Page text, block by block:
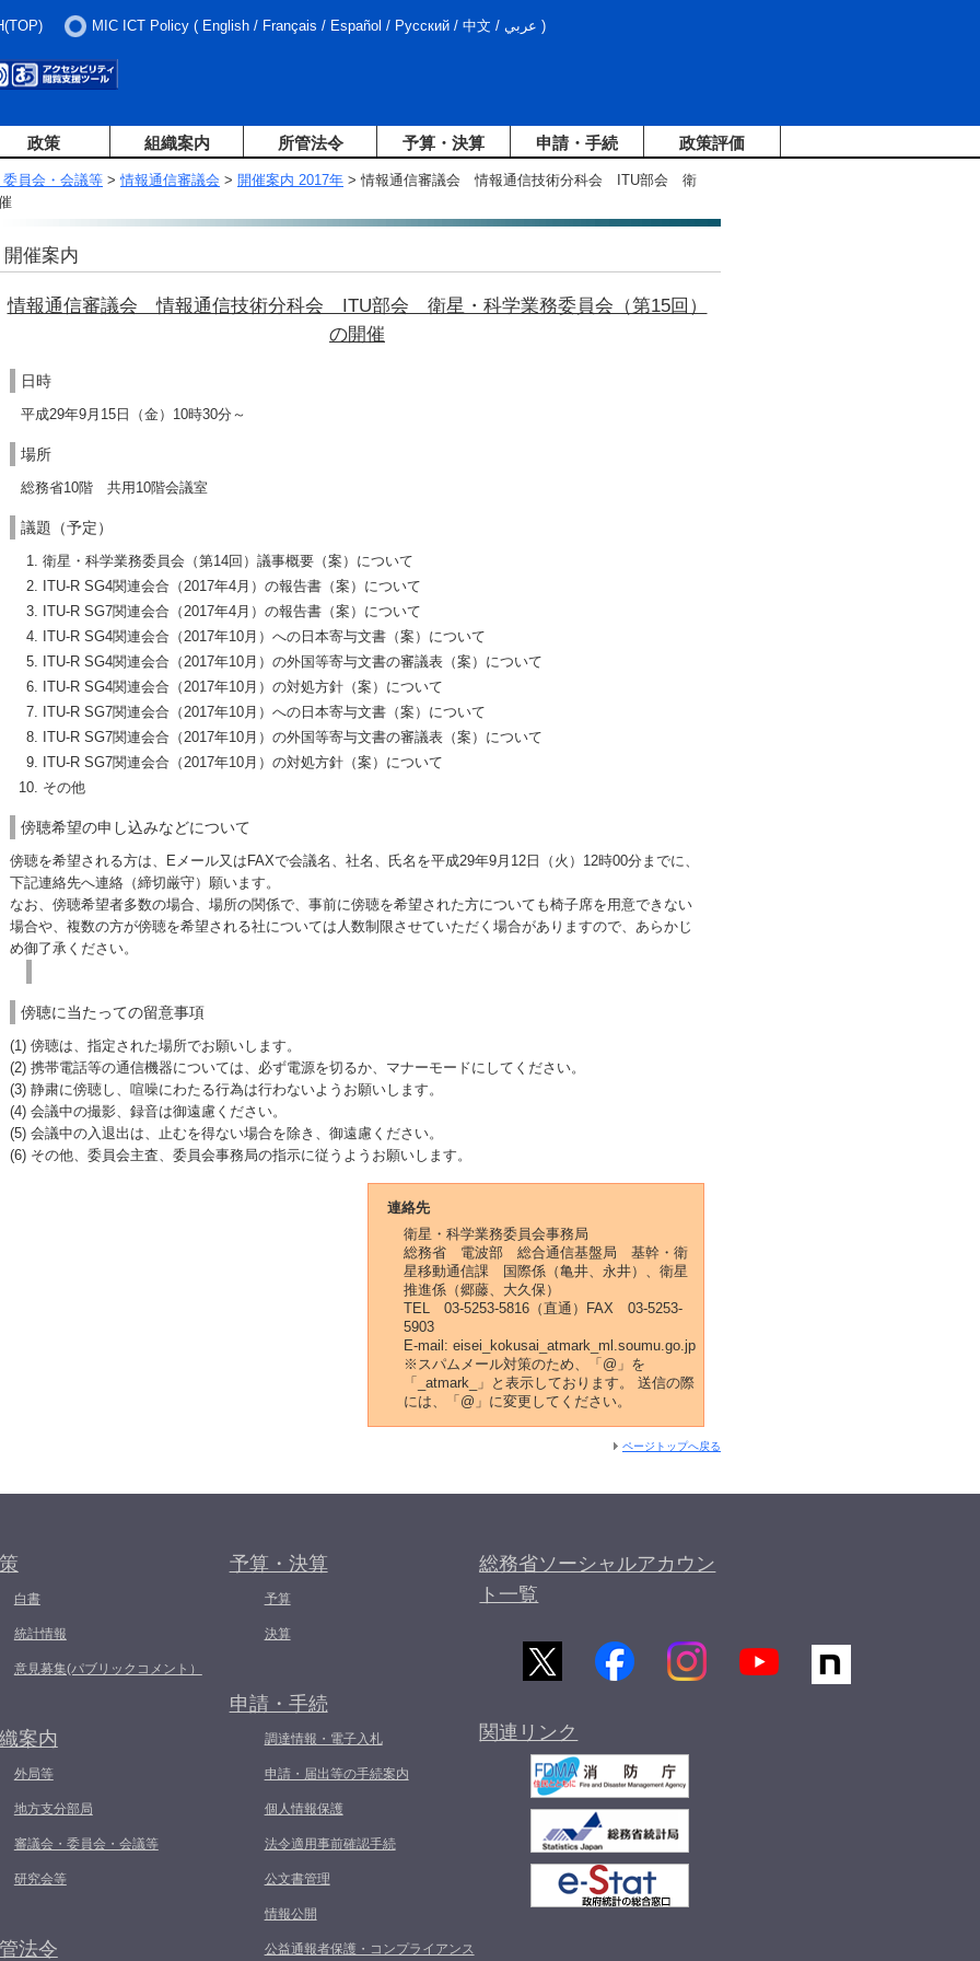
MIC ICT Policy ( English / Français / Español / Русский / 中文 / عربي )
政策 組織案内 所管法令 予算・決算 申請・手続 政策評価
員会・会議等 >情報通信審議会 > 開催案内 2017年 > 情報通信審議会 情報通信技術分科会 ITU部会 衛
開催案内
情報通信審議会 情報通信技術分科会 ITU部会 衛星・科学業務委員会（第15回）
の開催
日時
平成29年9月15日（金）10時30分～
場所
総務省10階 共用10階会議室
議題（予定）
衛星・科学業務委員会（第14回）議事概要（案）について
ITU-R SG4関連会合（2017年4月）の報告書（案）について
ITU-R SG7関連会合（2017年4月）の報告書（案）について
ITU-R SG4関連会合（2017年10月）への日本寄与文書（案）について
ITU-R SG4関連会合（2017年10月）の外国等寄与文書の審議表（案）について
ITU-R SG4関連会合（2017年10月）の対処方針（案）について
ITU-R SG7関連会合（2017年10月）への日本寄与文書（案）について
ITU-R SG7関連会合（2017年10月）の外国等寄与文書の審議表（案）について
ITU-R SG7関連会合（2017年10月）の対処方針（案）について
その他
傍聴希望の申し込みなどについて
傍聴を希望される方は、Eメール又はFAXで会議名、社名、氏名を平成29年9月12日（火）12時00分までに、
下記連絡先へ連絡（締切厳守）願います。
なお、傍聴希望者多数の場合、場所の関係で、事前に傍聴を希望された方についても椅子席を用意できない
場合や、複数の方が傍聴を希望される社については人数制限させていただく場合がありますので、あらかじ
め御了承ください。
傍聴に当たっての留意事項
(1) 傍聴は、指定された場所でお願いします。
(2) 携帯電話等の通信機器については、必ず電源を切るか、マナーモードにしてください。
(3) 静粛に傍聴し、喧噪にわたる行為は行わないようお願いします。
(4) 会議中の撮影、録音は御遠慮ください。
(5) 会議中の入退出は、止むを得ない場合を除き、御遠慮ください。
(6) その他、委員会主査、委員会事務局の指示に従うようお願いします。
連絡先
衛星・科学業務委員会事務局
総務省 電波部 総合通信基盤局 基幹・衛
星移動通信課 国際係（亀井、永井）、衛星
推進係（郷藤、大久保）
TEL 03-5253-5816（直通）FAX 03-5253-
5903
E-mail: eisei_kokusai_atmark_ml.soumu.go.jp
※スパムメール対策のため、「@」を
「_atmark_」と表示しております。 送信の際
には、「@」に変更してください。
ページトップへ戻る
白書
統計情報
意見募集(パブリックコメント）
案内
外局等
地方支分部局
審議会・委員会・会議等
研究会等
法令
予算・決算
予算
決算
申請・手続
調達情報・電子入札
申請・届出等の手続案内
個人情報保護
法令適用事前確認手続
公文書管理
情報公開
公益通報者保護・コンプライアンス
総務省ソーシャルアカウン
ト一覧
関連リンク